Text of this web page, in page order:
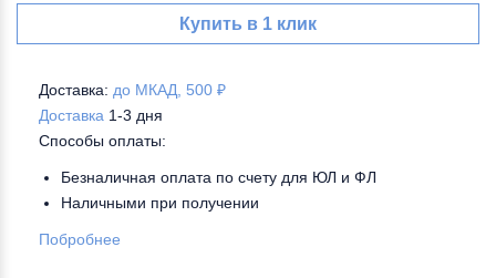
Купить в 1 клик
Доставка: до МКАД, 500 ₽
Доставка 1-3 дня
Способы оплаты:
Безналичная оплата по счету для ЮЛ и ФЛ
Наличными при получении
Побробнее